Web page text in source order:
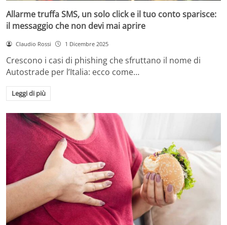
Allarme truffa SMS, un solo click e il tuo conto sparisce:
il messaggio che non devi mai aprire
Claudio Rossi 1 Dicembre 2025
Crescono i casi di phishing che sfruttano il nome di
Autostrade per l’Italia: ecco come…
Leggi di più